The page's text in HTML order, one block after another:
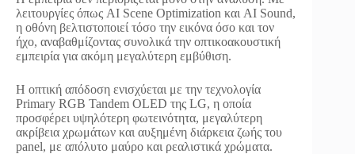
λειτουργίες όπως AI Scene Optimization και AI Sound,
η οθόνη βελτιστοποιεί τόσο την εικόνα όσο και τον
ήχο, αναβαθμίζοντας συνολικά την οπτικοακουστική
εμπειρία για ακόμη μεγαλύτερη εμβύθιση.
Η οπτική απόδοση ενισχύεται με την τεχνολογία
Primary RGB Tandem OLED της LG, η οποία
προσφέρει υψηλότερη φωτεινότητα, μεγαλύτερη
ακρίβεια χρωμάτων και αυξημένη διάρκεια ζωής του
panel, με απόλυτο μαύρο και ρεαλιστικά χρώματα.